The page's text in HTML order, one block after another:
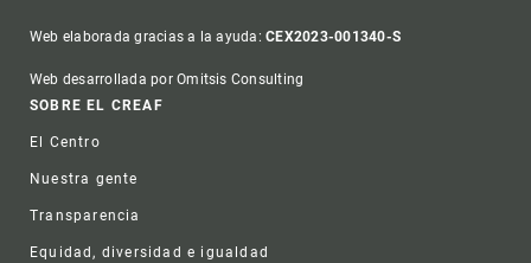
Web elaborada gracias a la ayuda:CEX2023-001340-S
Web desarrollada por Omitsis Consulting
Footer
SOBRE EL CREAF
El Centro
Nuestra gente
Transparencia
Equidad, diversidad e igualdad